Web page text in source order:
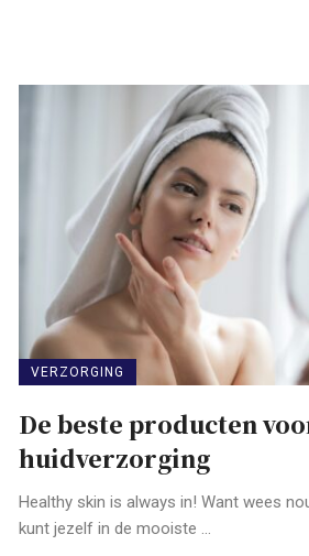
VERZORGING
De beste producten
huidverzorging
Healthy skin is always in! Want wees
kunt jezelf in de mooiste ...